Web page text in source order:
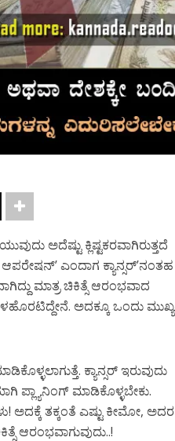
ಅದೆಷ್ಟು ಕ್ಲಿಷ್ಟಕರವಾಗಿರುತ್ತದೆ
ಎಂದಾಗ ಕ್ಯಾನ್ಸರ್’ನಂತಹ
ಮಾತ್ರ ಚಿಕಿತ್ಸೆ ಆರಂಭವಾದ
ಅದಕ್ಕೂ ಒಂದು ಮುಖ್ಯ
ಕ್ಯಾನ್ಸರ್ ಇರುವುದು
ಪ್ಲ್ಯಾನಿಂಗ್ ಮಾಡಿಕೊಳ್ಳಬೇಕು.
ಅದಕ್ಕೆ ತಕ್ಕಂತೆ ಎಷ್ಟು ಕೀಮೋ, ಅದರ
ಆರಂಭವಾಗುವುದು..!